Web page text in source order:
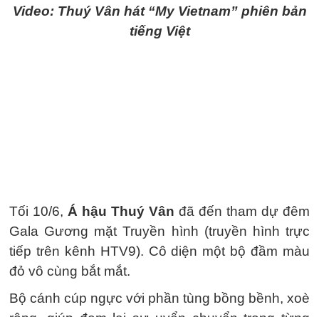
Video: Thuý Vân hát “My Vietnam” phiên bản
tiếng Việt
Tối 10/6, Á hậu Thuý Vân đã đến tham dự đêm
Gala Gương mặt Truyền hình (truyền hình trực
tiếp trên kênh HTV9). Cô diện một bộ đầm màu
đỏ vô cùng bắt mắt.
Bộ cánh cúp ngực với phần tùng bồng bềnh, xoè